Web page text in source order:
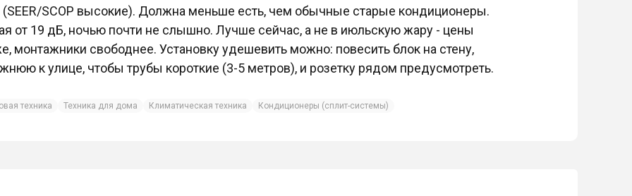
(SEER/SCOP высокие). Должна меньше есть, чем обычные старые кондиционеры.
от 19 дБ, ночью почти не слышно. Лучше сейчас, а не в июльскую жару - цены
монтажники свободнее. Установку удешевить можно: повесить блок на стену,
к улице, чтобы трубы короткие (3-5 метров), и розетку рядом предусмотреть.
техника Техника для дома Климатическая техника Кондиционеры (сплит-системы)